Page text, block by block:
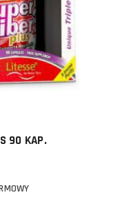
90 KAP.